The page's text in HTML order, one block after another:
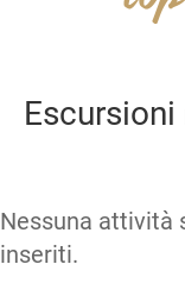
Escursioni
Nessuna attività
inseriti.